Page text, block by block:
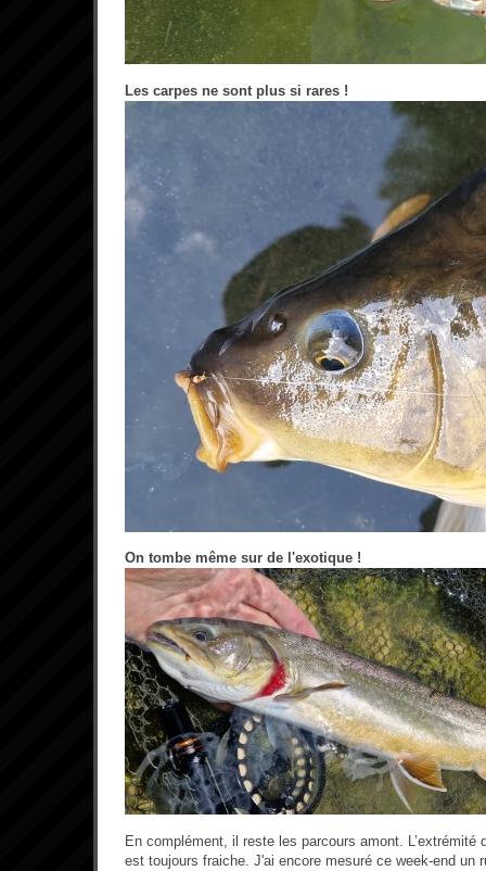
Les carpes ne sont plus si rares !
On tombe même sur de l'exotique !
En complément, il reste les parcours amont. L’extrémité
est toujours fraiche. J'ai encore mesuré ce week-end un